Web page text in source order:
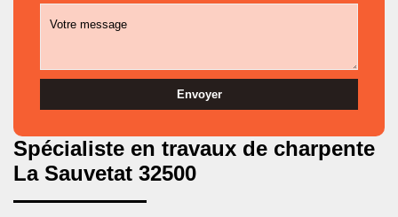
Spécialiste en travaux de charpente
La Sauvetat 32500